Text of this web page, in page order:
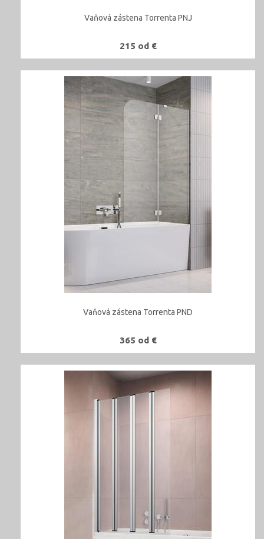
Vaňová zástena Torrenta PNJ
215 od €
Vaňová zástena Torrenta PND
365 od €